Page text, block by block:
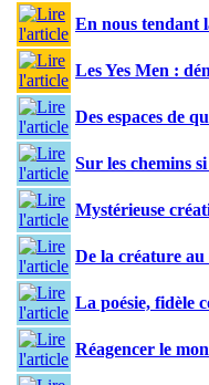
En nous tendant
Les Yes Men :
Des espaces de
Sur les chemins
Mystérieuse
De la créature
La poésie, fidèle
Réagencer le